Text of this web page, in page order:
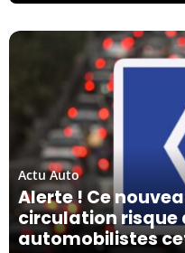
Alerte ! Ce
circulation risque
automobilistes
Actu Auto